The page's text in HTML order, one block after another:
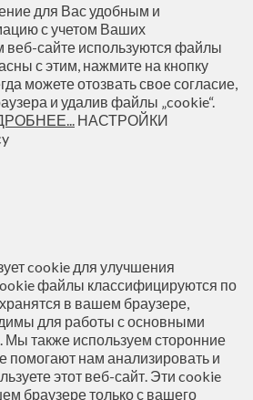
для Вас удобным и
с учетом Ваших
веб-сайте используются файлы
с этим, нажмите на кнопку
можете отозвать свое согласие,
и удалив файлы „cookie“.
НАСТРОЙКИ
cookie для улучшения
файлы классифицируются по
в вашем браузере,
для работы с основными
также используем сторонние
помогают нам анализировать и
этот веб-сайт. Эти cookie
браузере только с вашего